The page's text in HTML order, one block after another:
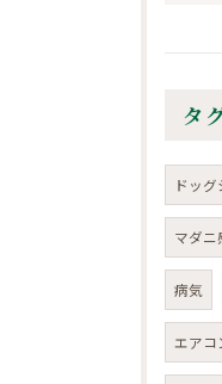
タ
ドッ
マダニ
病気
エアコ